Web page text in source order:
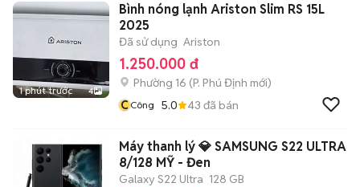
1 phút trước 4
Bình nóng lạnh Ariston Slim RS 15L
2025
Đã sử dụng Ariston
1.250.000 đ
Phường 16 (P. Phú Định mới)
CCông 5.0 43 đã bán
Máy thanh lý 💎 SAMSUNG S22 ULTRA
8/128 MỸ - Đen
Galaxy S22 Ultra 128 GB